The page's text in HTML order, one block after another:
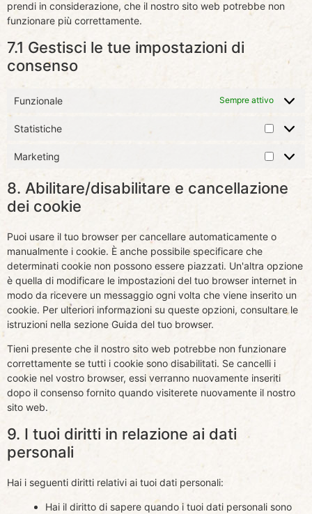
prendi in considerazione, che il nostro sito web potrebbe non
funzionare più correttamente.
7.1 Gestisci le tue impostazioni di
consenso
Funzionale Sempre attivo
Statistiche
Marketing
8. Abilitare/disabilitare e cancellazione
dei cookie
Puoi usare il tuo browser per cancellare automaticamente o
manualmente i cookie. È anche possibile specificare che
determinati cookie non possono essere piazzati. Un'altra opzione
è quella di modificare le impostazioni del tuo browser internet in
modo da ricevere un messaggio ogni volta che viene inserito un
cookie. Per ulteriori informazioni su queste opzioni, consultare le
istruzioni nella sezione Guida del tuo browser.
Tieni presente che il nostro sito web potrebbe non funzionare
correttamente se tutti i cookie sono disabilitati. Se cancelli i
cookie nel vostro browser, essi verranno nuovamente inseriti
dopo il consenso fornito quando visiterete nuovamente il nostro
sito web.
9. I tuoi diritti in relazione ai dati
personali
Hai i seguenti diritti relativi ai tuoi dati personali:
Hai il diritto di sapere quando i tuoi dati personali sono